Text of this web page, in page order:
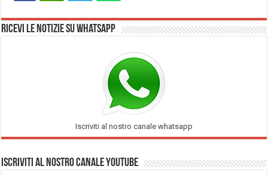
Ricevi le notizie su Whatsapp
Iscriviti al nostro canale whatsapp
Iscriviti al nostro Canale Youtube